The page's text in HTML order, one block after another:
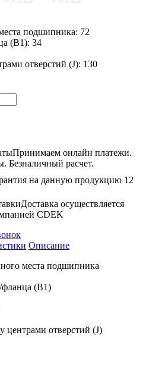
подшипника: 72
(B1): 34
отверстий (J): 130
Принимаем онлайн платежи.
Безналичный расчет.
на данную продукцию 12
Доставка осуществляется
CDEK
Описание
места подшипника
(B1)
центрами отверстий (J)